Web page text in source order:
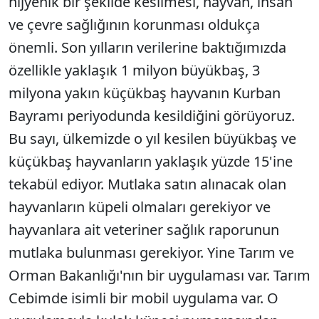
ve çevre sağlığının korunması oldukça
önemli. Son yılların verilerine baktığımızda
özellikle yaklaşık 1 milyon büyükbaş, 3
milyona yakın küçükbaş hayvanın Kurban
Bayramı periyodunda kesildiğini görüyoruz.
Bu sayı, ülkemizde o yıl kesilen büyükbaş ve
küçükbaş hayvanların yaklaşık yüzde 15'ine
tekabül ediyor. Mutlaka satın alınacak olan
hayvanların küpeli olmaları gerekiyor ve
hayvanlara ait veteriner sağlık raporunun
mutlaka bulunması gerekiyor. Yine Tarım ve
Orman Bakanlığı'nın bir uygulaması var. Tarım
Cebimde isimli bir mobil uygulama var. O